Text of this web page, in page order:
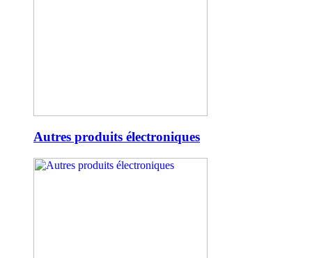
Autres produits électroniques